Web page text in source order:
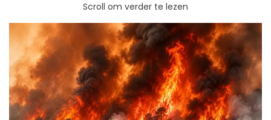
Scroll om verder te lezen